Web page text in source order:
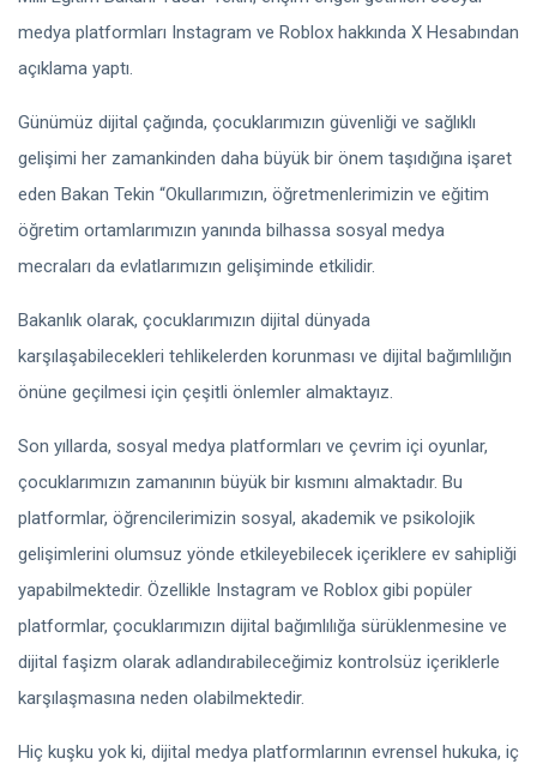
medya platformları Instagram ve Roblox hakkında X Hesabından
açıklama yaptı.
Günümüz dijital çağında, çocuklarımızın güvenliği ve sağlıklı
gelişimi her zamankinden daha büyük bir önem taşıdığına işaret
eden Bakan Tekin “Okullarımızın, öğretmenlerimizin ve eğitim
öğretim ortamlarımızın yanında bilhassa sosyal medya
mecraları da evlatlarımızın gelişiminde etkilidir.
Bakanlık olarak, çocuklarımızın dijital dünyada
karşılaşabilecekleri tehlikelerden korunması ve dijital bağımlılığın
önüne geçilmesi için çeşitli önlemler almaktayız.
Son yıllarda, sosyal medya platformları ve çevrim içi oyunlar,
çocuklarımızın zamanının büyük bir kısmını almaktadır. Bu
platformlar, öğrencilerimizin sosyal, akademik ve psikolojik
gelişimlerini olumsuz yönde etkileyebilecek içeriklere ev sahipliği
yapabilmektedir. Özellikle Instagram ve Roblox gibi popüler
platformlar, çocuklarımızın dijital bağımlılığa sürüklenmesine ve
dijital faşizm olarak adlandırabileceğimiz kontrolsüz içeriklerle
karşılaşmasına neden olabilmektedir.
Hiç kuşku yok ki, dijital medya platformlarının evrensel hukuka, iç